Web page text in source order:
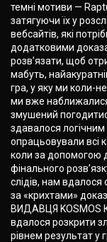
темні мотиви —
затягуючи їх у
вебсайтів, які
додатковими
розв’язати, щоб
мабуть,
гра, у яку ми коли-
ми вже наближалися
змушений
здавалося
опрацьовували всі
коли за допомогою
фінального
слідів, нам вдалося
за «крихтами»
ВИДАВЦЯ KOSMOS
вдалося розкрити
рівнем результат у